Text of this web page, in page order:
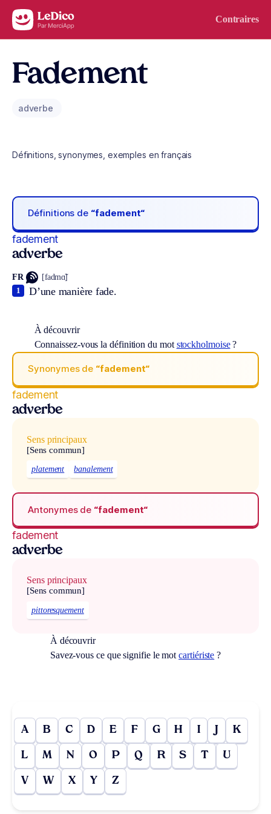
Aller au contenu Contraires
Fadement
adverbe
Définitions, synonymes, exemples en français
Définitions de “fadement“
fadement
adverbe
FR [fadmɑ̃]
D’une manière fade.
1
À découvrir
Connaissez-vous la définition du mot stockholmoise?
Synonymes de “fadement“
fadement
adverbe
Sens principaux
[Sens commun]
platement banalement
Antonymes de “fadement“
fadement
adverbe
Sens principaux
[Sens commun]
pittoresquement
À découvrir
Savez-vous ce que signifie le motcartiériste ?
A B C D E F G H I J K
L M N O P Q R S T U
V W X Y Z